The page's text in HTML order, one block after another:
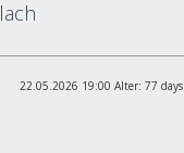
22.05.2026 19:00 Alter: 77 days